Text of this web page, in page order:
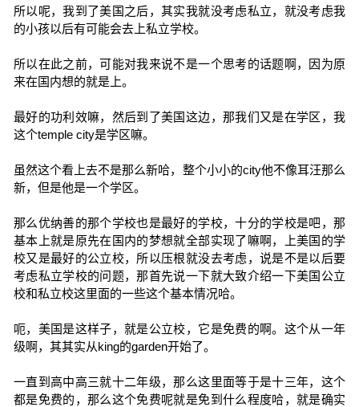
所以呢，我到了美国之后，其实我就没考虑私立，就没考虑我
的小孩以后有可能会去上私立学校。
所以在此之前，可能对我来说不是一个思考的话题啊，因为原
来在国内想的就是上。
最好的功利效嘛，然后到了美国这边，那我们又是在学区，我
这个temple city是学区嘛。
虽然这个看上去不是那么新哈，整个小小的city他不像耳汪那么
新，但是他是一个学区。
那么优纳善的那个学校也是最好的学校，十分的学校是吧，那
基本上就是原先在国内的梦想就全部实现了嘛啊，上美国的学
校又是最好的公立校，所以压根就没去考虑，说是不是以后要
考虑私立学校的问题，那首先说一下就大致介绍一下美国公立
校和私立校这里面的一些这个基本情况哈。
呃，美国是这样子，就是公立校，它是免费的啊。这个从一年
级啊，其其实从king的garden开始了。
一直到高中高三就十二年级，那么这里面等于是十三年，这个
都是免费的，那么这个免费呢就是免到什么程度哈，就是确实